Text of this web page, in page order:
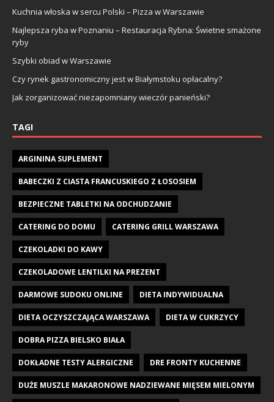
Kuchnia włoska w sercu Polski – Pizza w Warszawie
Najlepsza ryba w Poznaniu – Restauracja Rybna: Świetne smażone
ryby
Szybki obiad w Warszawie
Czy rynek gastronomiczny jest w Białymstoku opłacalny?
Jak zorganizować niezapomniany wieczór panieński?
TAGI
ARGININA SUPLEMENT
BABECZKI Z CIASTA FRANCUSKIEGO Z ŁOSOSIEM
BEZPIECZNE TABLETKI NA ODCHUDZANIE
CATERING DO DOMU CATERING GRILL WARSZAWA
CZEKOLADKI DO KAWY
CZEKOLADOWE LENTILKI NA PREZENT
DARMOWE SUDOKU ONLINE DIETA INDYWIDUALNA
DIETA OCZYSZCZAJĄCA WARSZAWA DIETA W CUKRZYCY
DOBRA PIZZA BIELSKO BIAŁA
DOKŁADNE TESTY ALERGICZNE DRE FRONTY KUCHENNE
DUŻE MUSZLE MAKARONOWE NADZIEWANE MIĘSEM MIELONYM